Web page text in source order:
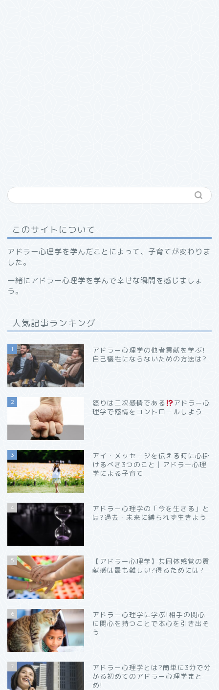
このサイトについて
アドラー心理学を学んだことによって、子育てが変わりま
した。
一緒にアドラー心理学を学んで幸せな瞬間を感じましょ
う。
人気記事ランキング
1
アドラー心理学の他者貢献を学ぶ!
自己犠牲にならないための方法は?
2 怒りは二次感情である
アドラー心
理学で感情をコントロールしよう
3
アイ・メッセージを伝える時に心掛
けるべき3つのこと│アドラー心理
学による子育て
4
アドラー心理学の「今を生きる」と
は?過去・未来に縛られず生きよう
5
【アドラー心理学】共同体感覚の貢
献感は最も難しい?得るためには?
6
アドラー心理学に学ぶ!相手の関心
に関心を持つことで本心を引き出そ
う
7
アドラー心理学とは?簡単に3分で分
かる初めてのアドラー心理学まと
め!